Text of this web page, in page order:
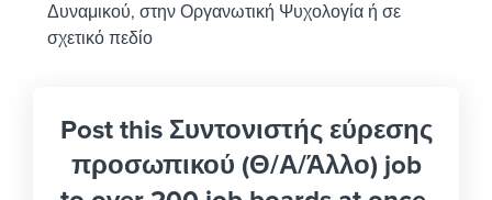
Δυναμικού, στην Οργανωτική Ψυχολογία ή σε
σχετικό πεδίο
Post this Συντονιστής εύρεσης
προσωπικού (Θ/Α/Άλλο) job